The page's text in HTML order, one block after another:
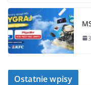
Ostatnie wpisy